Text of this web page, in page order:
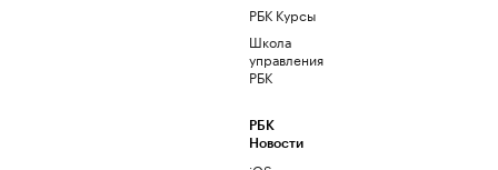
РБК Курсы
Школа
управления
РБК
РБК
Новости